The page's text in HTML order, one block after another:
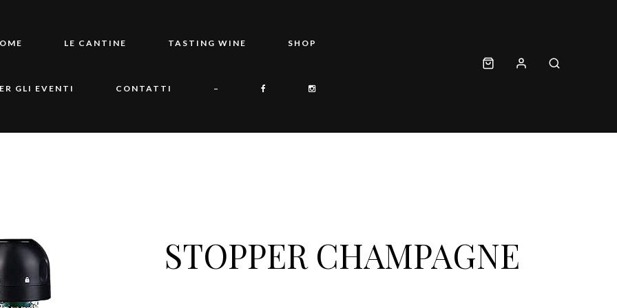
LE CANTINE TASTING WINE SHOP
GLI EVENTI CONTATTI –
STOPPER CHAMPAGNE